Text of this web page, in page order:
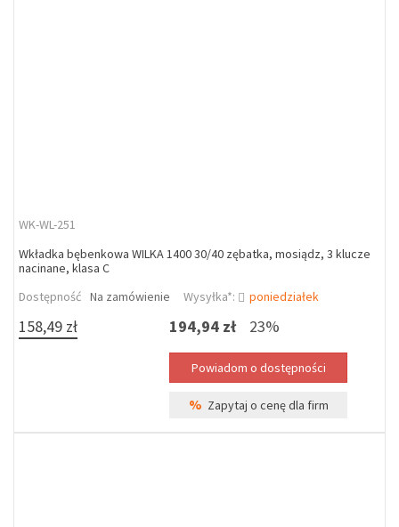
WK-WL-251
Wkładka bębenkowa WILKA 1400 30/40 zębatka, mosiądz, 3 klucze
nacinane, klasa C
Dostępność Na zamówienie Wysyłka*: poniedziałek
158,49 zł 194,94 zł 23%
% Zapytaj o cenę dla firm